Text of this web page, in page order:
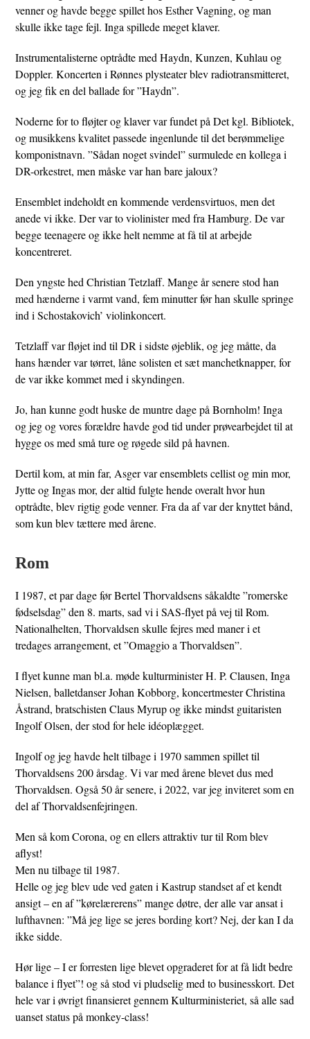
venner og havde begge spillet hos Esther Vagning, og man
skulle ikke tage fejl. Inga spillede meget klaver.
Instrumentalisterne optrådte med Haydn, Kunzen, Kuhlau og
Doppler. Koncerten i Rønnes plysteater blev radiotransmitteret,
og jeg fik en del ballade for ”Haydn”.
Noderne for to fløjter og klaver var fundet på Det kgl. Bibliotek,
og musikkens kvalitet passede ingenlunde til det berømmelige
komponistnavn. ”Sådan noget svindel” surmulede en kollega i
DR-orkestret, men måske var han bare jaloux?
Ensemblet indeholdt en kommende verdensvirtuos, men det
anede vi ikke. Der var to violinister med fra Hamburg. De var
begge teenagere og ikke helt nemme at få til at arbejde
koncentreret.
Den yngste hed Christian Tetzlaff. Mange år senere stod han
med hænderne i varmt vand, fem minutter før han skulle springe
ind i Schostakovich’ violinkoncert.
Tetzlaff var fløjet ind til DR i sidste øjeblik, og jeg måtte, da
hans hænder var tørret, låne solisten et sæt manchetknapper, for
de var ikke kommet med i skyndingen.
Jo, han kunne godt huske de muntre dage på Bornholm! Inga
og jeg og vores forældre havde god tid under prøvearbejdet til at
hygge os med små ture og røgede sild på havnen.
Dertil kom, at min far, Asger var ensemblets cellist og min mor,
Jytte og Ingas mor, der altid fulgte hende overalt hvor hun
optrådte, blev rigtig gode venner. Fra da af var der knyttet bånd,
som kun blev tættere med årene.
Rom
I 1987, et par dage før Bertel Thorvaldsens såkaldte ”romerske
fødselsdag” den 8. marts, sad vi i SAS-flyet på vej til Rom.
Nationalhelten, Thorvaldsen skulle fejres med maner i et
tredages arrangement, et ”Omaggio a Thorvaldsen”.
I flyet kunne man bl.a. møde kulturminister H. P. Clausen, Inga
Nielsen, balletdanser Johan Kobborg, koncertmester Christina
Åstrand, bratschisten Claus Myrup og ikke mindst guitaristen
Ingolf Olsen, der stod for hele idéoplægget.
Ingolf og jeg havde helt tilbage i 1970 sammen spillet til
Thorvaldsens 200 årsdag. Vi var med årene blevet dus med
Thorvaldsen. Også 50 år senere, i 2022, var jeg inviteret som en
del af Thorvaldsenfejringen.
Men så kom Corona, og en ellers attraktiv tur til Rom blev
aflyst!
Men nu tilbage til 1987.
Helle og jeg blev ude ved gaten i Kastrup standset af et kendt
ansigt – en af ”kørelærerens” mange døtre, der alle var ansat i
lufthavnen: ”Må jeg lige se jeres bording kort? Nej, der kan I da
ikke sidde.
Hør lige – I er forresten lige blevet opgraderet for at få lidt bedre
balance i flyet”! og så stod vi pludselig med to businesskort. Det
hele var i øvrigt finansieret gennem Kulturministeriet, så alle sad
uanset status på monkey-class!